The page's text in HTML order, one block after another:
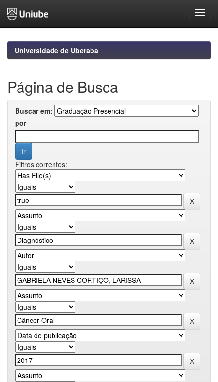
navigationUniversidade de Uberaba
Página de Busca
Buscar em:
por
Filtros correntes: